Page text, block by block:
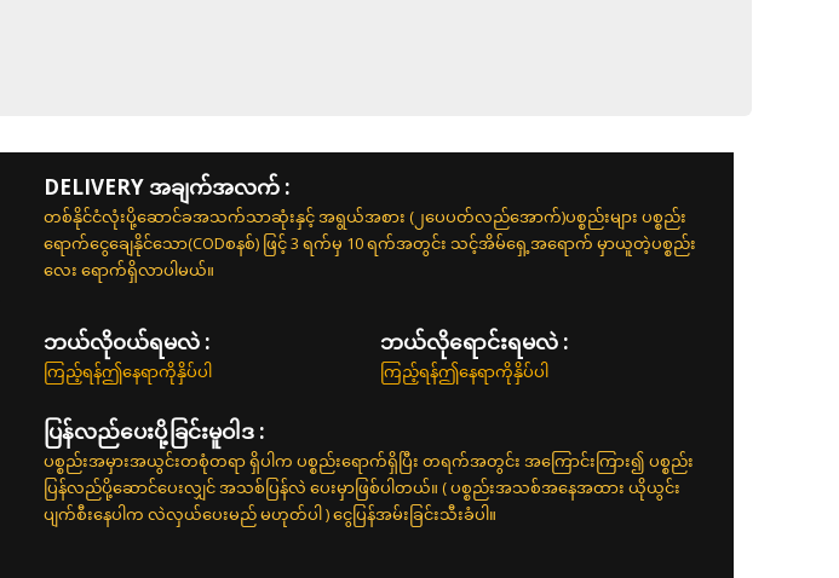
DELIVERY အချက်အလက် :
တစ်နိုင်ငံလုံးပို့ဆောင်ခအသက်သာဆုံးနှင့် အရွယ်အစား (၂ပေပတ်လည်အောက်)ပစ္စည်းများ ပစ္စည်း
ရောက်ငွေချေနိုင်သော(CODစနစ်) ဖြင့် 3 ရက်မှ 10 ရက်အတွင်း သင့်အိမ်ရှေ့အရောက် မှာယူတဲ့ပစ္စည်း
လေး ရောက်ရှိလာပါမယ်။
ဘယ်လို၀ယ်ရမလဲ :
ကြည့်ရန်ဤနေရာကိုနှိပ်ပါ
ဘယ်လိုရောင်းရမလဲ :
ကြည့်ရန်ဤနေရာကိုနှိပ်ပါ
ပြန်လည်ပေးပို့ခြင်းမူဝါဒ :
ပစ္စည်းအမှားအယွင်းတစုံတရာ ရှိပါက ပစ္စည်းရောက်ရှိပြီး တရက်အတွင်း အကြောင်းကြား၍ ပစ္စည်း
ပြန်လည်ပို့ဆောင်ပေးလျှင် အသစ်ပြန်လဲ ပေးမှာဖြစ်ပါတယ်။ ( ပစ္စည်းအသစ်အနေအထား ယိုယွင်း
ပျက်စီးနေပါက လဲလှယ်ပေးမည် မဟုတ်ပါ ) ငွေပြန်အမ်းခြင်းသီးခံပါ။